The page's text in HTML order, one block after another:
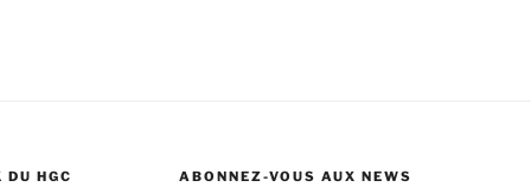
HGC ABONNEZ-VOUS AUX NEWS